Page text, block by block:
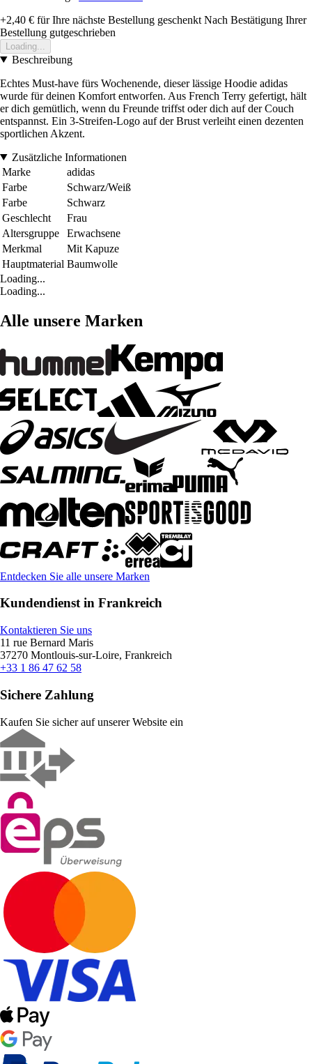
+2,40 € für Ihre nächste Bestellung geschenkt Nach Bestätigung Ihrer
Bestellung gutgeschrieben
Loading...
Beschreibung
Echtes Must-have fürs Wochenende, dieser lässige Hoodie adidas
wurde für deinen Komfort entworfen. Aus French Terry gefertigt, hält
er dich gemütlich, wenn du Freunde triffst oder dich auf der Couch
entspannst. Ein 3-Streifen-Logo auf der Brust verleiht einen dezenten
sportlichen Akzent.
Zusätzliche Informationen
Marke
adidas
Farbe
Schwarz/Weiß
Farbe
Schwarz
Geschlecht
Frau
Altersgruppe
Erwachsene
Merkmal
Mit Kapuze
Hauptmaterial Baumwolle
Loading...
Loading...
Alle unsere Marken
Entdecken Sie alle unsere Marken
Kundendienst in Frankreich
Kontaktieren Sie uns
11 rue Bernard Maris
37270 Montlouis-sur-Loire, Frankreich
+33 1 86 47 62 58
Sichere Zahlung
Kaufen Sie sicher auf unserer Website ein